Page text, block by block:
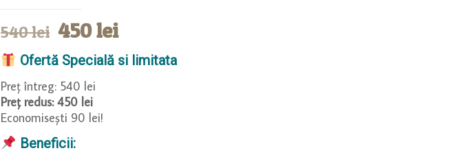
540lei Prețul
inițial
a
fost:
540 lei.
450leiPrețul
curent
este:
Ofertă Specială si limitata
Preț întreg: 540 lei
Preț redus: 450 lei
Economisești 90 lei!
Beneficii: